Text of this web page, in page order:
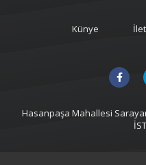
Künye
Hasanpaşa Mahallesi